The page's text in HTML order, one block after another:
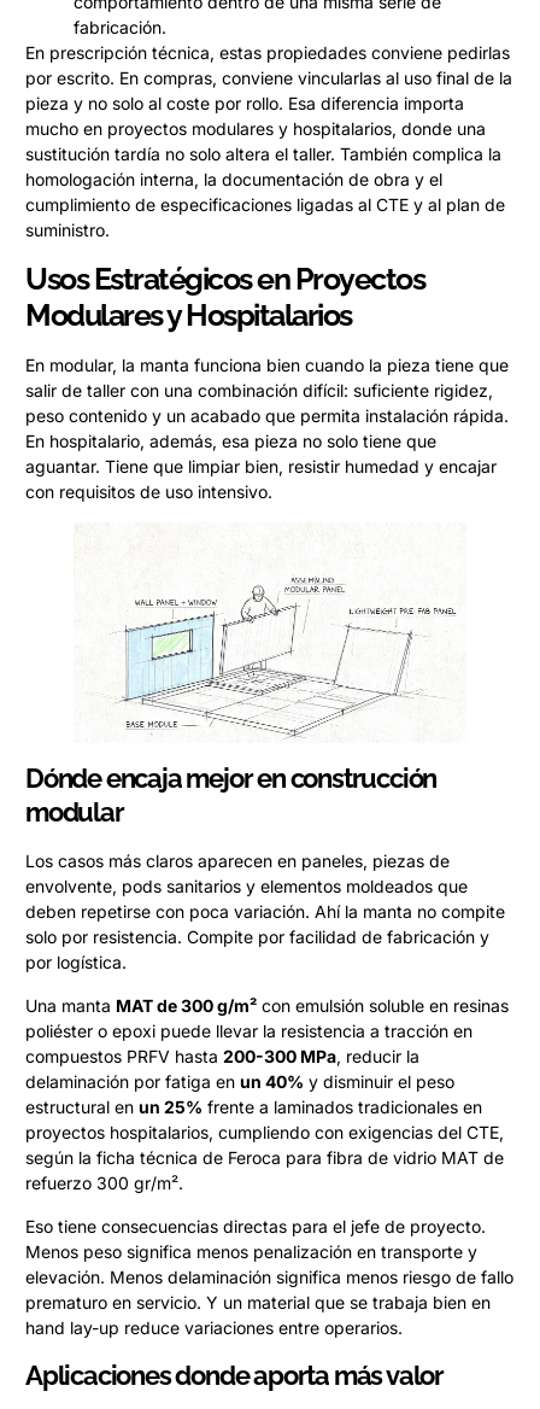
fabricación.
En prescripción técnica, estas propiedades conviene pedirlas
por escrito. En compras, conviene vincularlas al uso final de la
pieza y no solo al coste por rollo. Esa diferencia importa
mucho en proyectos modulares y hospitalarios, donde una
sustitución tardía no solo altera el taller. También complica la
homologación interna, la documentación de obra y el
cumplimiento de especificaciones ligadas al CTE y al plan de
suministro.
Usos Estratégicos en Proyectos
Modulares y Hospitalarios
En modular, la manta funciona bien cuando la pieza tiene que
salir de taller con una combinación difícil: suficiente rigidez,
peso contenido y un acabado que permita instalación rápida.
En hospitalario, además, esa pieza no solo tiene que
aguantar. Tiene que limpiar bien, resistir humedad y encajar
con requisitos de uso intensivo.
Dónde encaja mejor en construcción
modular
Los casos más claros aparecen en paneles, piezas de
envolvente, pods sanitarios y elementos moldeados que
deben repetirse con poca variación. Ahí la manta no compite
solo por resistencia. Compite por facilidad de fabricación y
por logística.
Una manta MAT de 300 g/m² con emulsión soluble en resinas
poliéster o epoxi puede llevar la resistencia a tracción en
compuestos PRFV hasta 200-300 MPa, reducir la
delaminación por fatiga en un 40% y disminuir el peso
estructural en un 25% frente a laminados tradicionales en
proyectos hospitalarios, cumpliendo con exigencias del CTE,
según la ficha técnica de Feroca para fibra de vidrio MAT de
refuerzo 300 gr/m².
Eso tiene consecuencias directas para el jefe de proyecto.
Menos peso significa menos penalización en transporte y
elevación. Menos delaminación significa menos riesgo de fallo
prematuro en servicio. Y un material que se trabaja bien en
hand lay-up reduce variaciones entre operarios.
Aplicaciones donde aporta más valor